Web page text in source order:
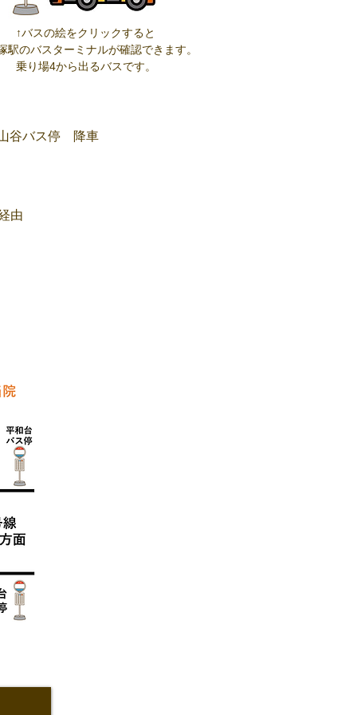
↑バスの絵をクリックすると
駅のバスターミナルが確認できます。
乗り場4から出るバスです。
谷バス停 降車
由